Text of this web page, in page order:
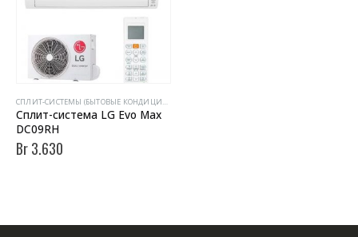
CПЛИТ-СИСТЕМЫ (БЫТОВЫЕ КОНДИЦИОНЕРЫ)
Сплит-система LG Evo Max
DC09RH
Br3.630